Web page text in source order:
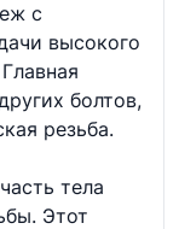
с
высокого
болтов,
резьба.
тела
Этот